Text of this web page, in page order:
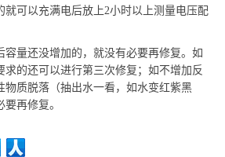
就可以充满电后放上2小时以上测量电压配
容量还没增加的，就没有必要再修复。如
求的还可以进行第三次修复；如不增加反
物质脱落（抽出水一看，如水变红紫黑
再修复。